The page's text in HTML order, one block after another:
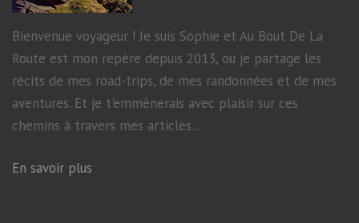
Bienvenue voyageur ! Je suis Sophie et Au Bout De La
Route est mon repère depuis 2013, où je partage les
récits de mes road-trips, de mes randonnées et de mes
aventures. Et je t'emmènerais avec plaisir sur ces
chemins à travers mes articles...
En savoir plus